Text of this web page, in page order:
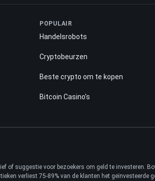
POPULAIR
Handelsrobots
Cryptobeurzen
Beste crypto om te kopen
Bitcoin Casino's
of suggestie voor bezoekers om geld te investeren.
verliest 75-89% van de klanten het geïnvesteerde